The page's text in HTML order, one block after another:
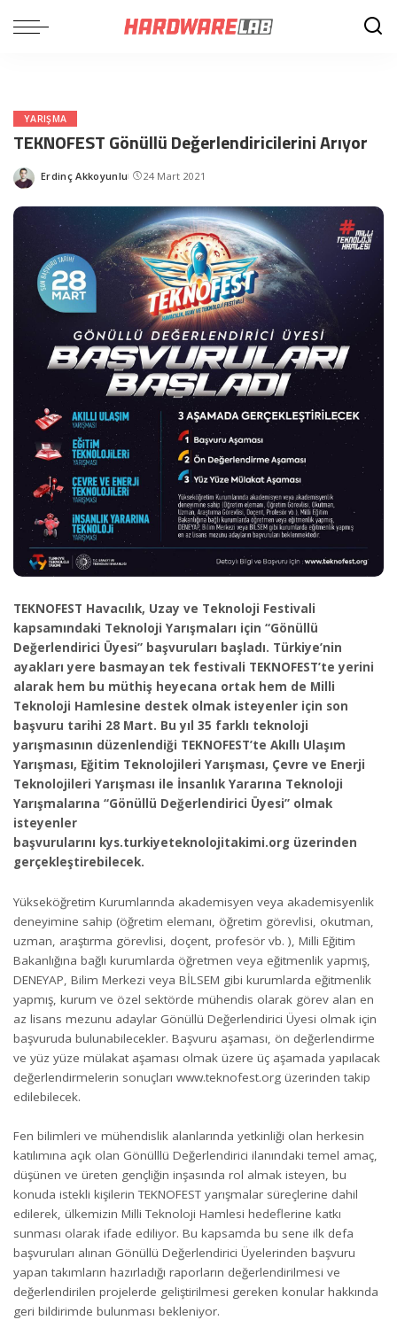
YARIŞMA
TEKNOFEST Gönüllü Değerlendiricilerini Arıyor
Posted
Erdinç Akkoyunlu 24 Mart 2021
TEKNOFEST Havacılık, Uzay ve Teknoloji Festivali
kapsamındaki Teknoloji Yarışmaları için “Gönüllü
Değerlendirici Üyesi” başvuruları başladı. Türkiye’nin
ayakları yere basmayan tek festivali TEKNOFEST’te yerini
alarak hem bu müthiş heyecana ortak hem de Milli
Teknoloji Hamlesine destek olmak isteyenler için son
başvuru tarihi 28 Mart. Bu yıl 35 farklı teknoloji
yarışmasının düzenlendiği TEKNOFEST’te Akıllı Ulaşım
Yarışması, Eğitim Teknolojileri Yarışması, Çevre ve Enerji
Teknolojileri Yarışması ile İnsanlık Yararına Teknoloji
Yarışmalarına “Gönüllü Değerlendirici Üyesi” olmak
isteyenler
başvurularını kys.turkiyeteknolojitakimi.org üzerinden
gerçekleştirebilecek.
Yükseköğretim Kurumlarında akademisyen veya akademisyenlik
deneyimine sahip (öğretim elemanı, öğretim görevlisi, okutman,
uzman, araştırma görevlisi, doçent, profesör vb. ), Milli Eğitim
Bakanlığına bağlı kurumlarda öğretmen veya eğitmenlik yapmış,
DENEYAP, Bilim Merkezi veya BİLSEM gibi kurumlarda eğitmenlik
yapmış, kurum ve özel sektörde mühendis olarak görev alan en
az lisans mezunu adaylar Gönüllü Değerlendirici Üyesi olmak için
başvuruda bulunabilecekler. Başvuru aşaması, ön değerlendirme
ve yüz yüze mülakat aşaması olmak üzere üç aşamada yapılacak
değerlendirmelerin sonuçları www.teknofest.org üzerinden takip
edilebilecek.
Fen bilimleri ve mühendislik alanlarında yetkinliği olan herkesin
katılımına açık olan Gönülllü Değerlendirici ilanındaki temel amaç,
düşünen ve üreten gençliğin inşasında rol almak isteyen, bu
konuda istekli kişilerin TEKNOFEST yarışmalar süreçlerine dahil
edilerek, ülkemizin Milli Teknoloji Hamlesi hedeflerine katkı
sunması olarak ifade ediliyor. Bu kapsamda bu sene ilk defa
başvuruları alınan Gönüllü Değerlendirici Üyelerinden başvuru
yapan takımların hazırladığı raporların değerlendirilmesi ve
değerlendirilen projelerde geliştirilmesi gereken konular hakkında
geri bildirimde bulunması bekleniyor.